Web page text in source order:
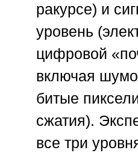
ракурсе) и
уровень
цифровой
включая
битые
сжатия).
все три